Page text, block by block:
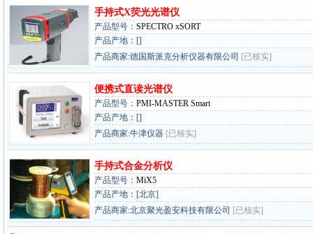
手持式X荧光光谱仪
产品型号： SPECTRO xSORT
产品产地：[]
产品商家:德国斯派克分析仪器有限公司 [已核实]
便携式直读光谱仪
产品型号： PMI-MASTER Smart
产品产地：[]
产品商家:牛津仪器 [已核实]
手持式合金分析仪
产品型号： MiX5
产品产地：[北京]
产品商家:北京聚光盈安科技有限公司 [已核实]